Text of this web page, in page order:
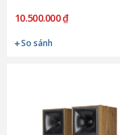
10.500.000 ₫
So sánh